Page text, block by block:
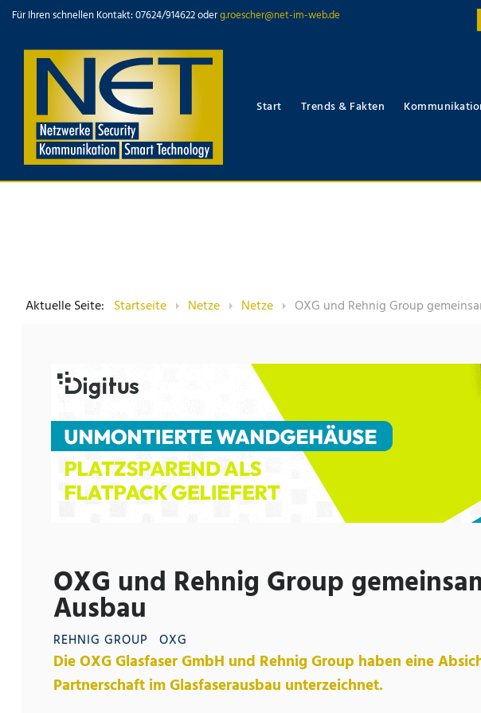
Für Ihren schnellen Kontakt: 07624/914622 oderg.roescher@net-im-web.de
...
Start Trends & Fakten
Aktuelle Seite: Startseite Netze Netze OXG und Rehnig Group
OXG und Rehnig Group
Ausbau
REHNIG GROUP OXG
Die OXG Glasfaser GmbH und Rehnig Group haben eine
Partnerschaft im Glasfaserausbau unterzeichnet.